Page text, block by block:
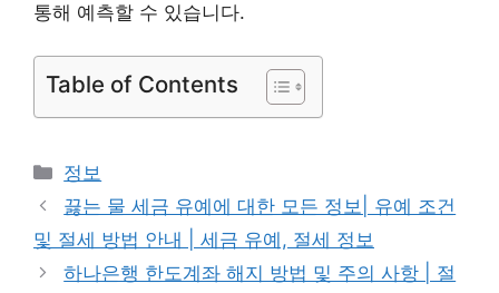
통해 예측할 수 있습니다.
Table of Contents
카
테
고
리
정보
끓는 물 세금 유예에 대한 모든 정보| 유예 조건
및 절세 방법 안내 | 세금 유예, 절세 정보
하나은행 한도계좌 해지 방법 및 주의 사항 | 절